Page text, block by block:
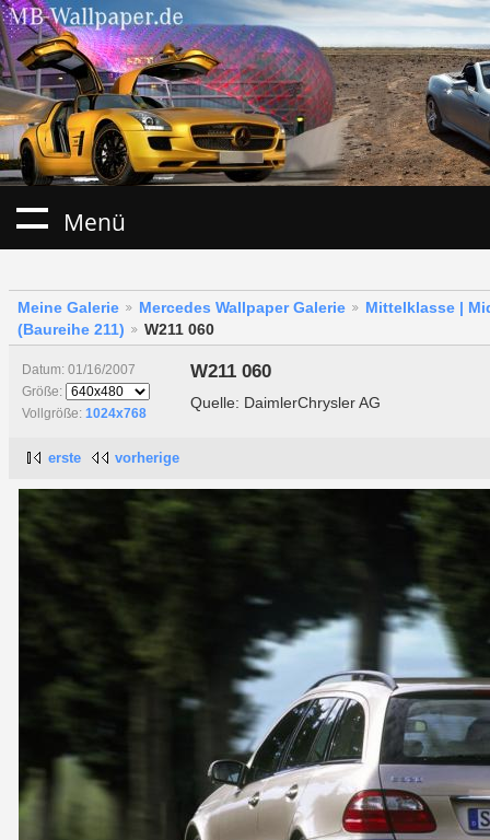
Menü
Meine Galerie Mercedes Wallpaper Galerie
Mittelklasse |
(Baureihe 211)
W211 060
Datum: 01/16/2007
Größe:
Vollgröße: 1024x768
W211 060
Quelle: DaimlerChrysler AG
erste vorherige